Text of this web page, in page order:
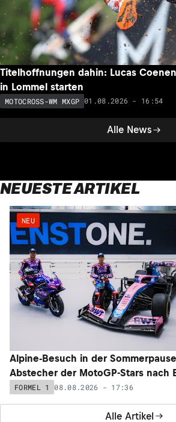
Alle News
Titelhoffnungen dahin: Lucas
in Lommel starten
MOTOCROSS-WM MXGP 01.08.2026 - 16:54
NEUESTE ARTIKEL
Alle Artikel
NEU
Alpine-Besuch in der
Abstecher der MotoGP-Stars nach
FORMEL 1 08.08.2026 - 17:36